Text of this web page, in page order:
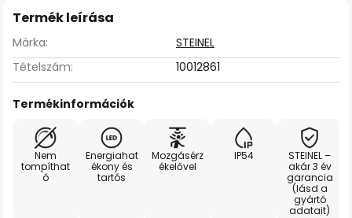
Termék leírása
Márka:
STEINEL
Tételszám:
10012861
Termékinformációk
Nem
tompíthat
ó
Energiahat
ékony és
tartós
Mozgásérz
ékelővel
IP54
STEINEL –
akár 3 év
garancia
(lásd a
gyártó
adatait)